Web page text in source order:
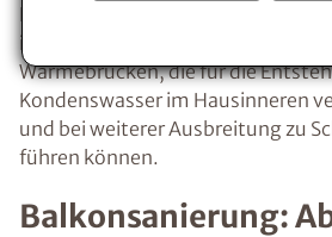
Betonplatte durchgängig nach
im Übergangsbereich an der
Wärmebrücken, die für die
Kondenswasser im Hausinneren
und bei weiterer Ausbreitung zu
führen können.
Balkonsanierung:
Kostenlosen
Voraussetzung für den Erhalt des
Ratgebers ist die Anmeldung zu